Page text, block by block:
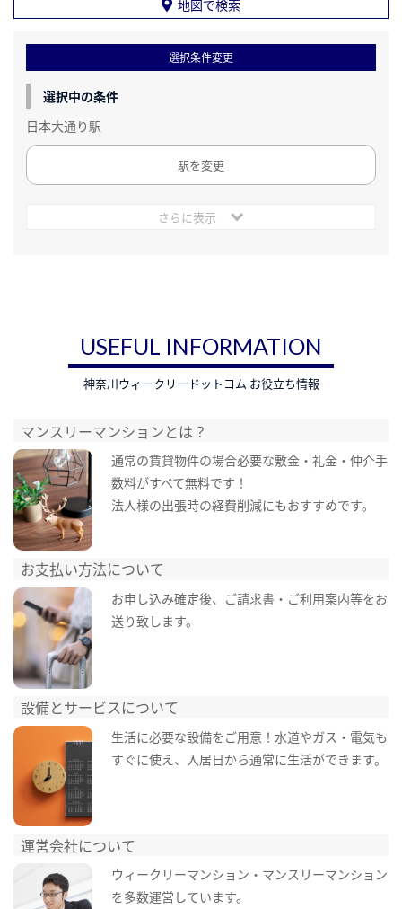
地図で検索
選択条件変更
選択中の条件
日本大通り駅
駅を変更
さらに表示
USEFUL INFORMATION
神奈川ウィークリードットコム お役立ち情報
マンスリーマンションとは？
通常の賃貸物件の場合必要な敷金・礼金・仲介手
数料がすべて無料です！
法人様の出張時の経費削減にもおすすめです。
お支払い方法について
お申し込み確定後、ご請求書・ご利用案内等をお
送り致します。
設備とサービスについて
生活に必要な設備をご用意！水道やガス・電気も
すぐに使え、入居日から通常に生活ができます。
運営会社について
ウィークリーマンション・マンスリーマンション
を多数運営しています。